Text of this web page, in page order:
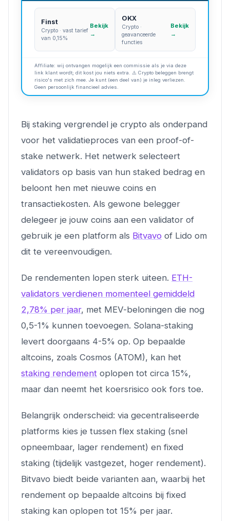
Finst
Crypto · vast tarief
van 0,15%
Bekijk
→
OKX
Crypto ·
geavanceerde
functies
Bekijk
→
Affiliate: wij ontvangen mogelijk een commissie als je via deze
link klant wordt; dit kost jou niets extra. ⚠️ Crypto beleggen brengt
risico's met zich mee. Je kunt (een deel van) je inleg verliezen.
Geen persoonlijk financieel advies.
Bij staking vergrendel je crypto als onderpand
voor het validatieproces van een proof-of-
stake netwerk. Het netwerk selecteert
validators op basis van hun staked bedrag en
beloont hen met nieuwe coins en
transactiekosten. Als gewone belegger
delegeer je jouw coins aan een validator of
gebruik je een platform als Bitvavo of Lido om
dit te vereenvoudigen.
De rendementen lopen sterk uiteen. ETH-
validators verdienen momenteel gemiddeld
2,78% per jaar, met MEV-beloningen die nog
0,5-1% kunnen toevoegen. Solana-staking
levert doorgaans 4-5% op. Op bepaalde
altcoins, zoals Cosmos (ATOM), kan het
staking rendement oplopen tot circa 15%,
maar dan neemt het koersrisico ook fors toe.
Belangrijk onderscheid: via gecentraliseerde
platforms kies je tussen flex staking (snel
opneembaar, lager rendement) en fixed
staking (tijdelijk vastgezet, hoger rendement).
Bitvavo biedt beide varianten aan, waarbij het
rendement op bepaalde altcoins bij fixed
staking kan oplopen tot 15% per jaar.